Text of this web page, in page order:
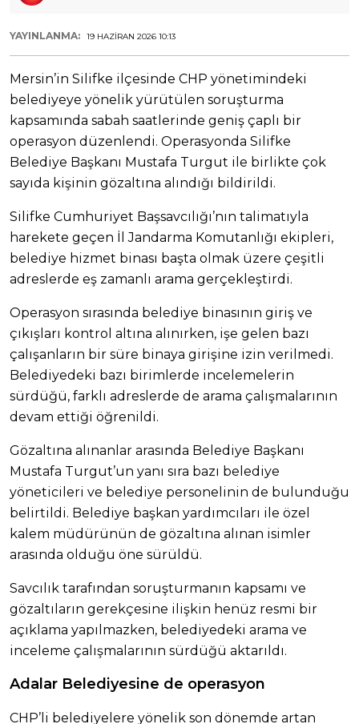
YAYINLANMA: 19 HAZIRAN 2026 10:13
Mersin’in Silifke ilçesinde CHP yönetimindeki
belediyeye yönelik yürütülen soruşturma
kapsamında sabah saatlerinde geniş çaplı bir
operasyon düzenlendi. Operasyonda Silifke
Belediye Başkanı Mustafa Turgut ile birlikte çok
sayıda kişinin gözaltına alındığı bildirildi.
Silifke Cumhuriyet Başsavcılığı’nın talimatıyla
harekete geçen İl Jandarma Komutanlığı ekipleri,
belediye hizmet binası başta olmak üzere çeşitli
adreslerde eş zamanlı arama gerçekleştirdi.
Operasyon sırasında belediye binasının giriş ve
çıkışları kontrol altına alınırken, işe gelen bazı
çalışanların bir süre binaya girişine izin verilmedi.
Belediyedeki bazı birimlerde incelemelerin
sürdüğü, farklı adreslerde de arama çalışmalarının
devam ettiği öğrenildi.
Gözaltına alınanlar arasında Belediye Başkanı
Mustafa Turgut’un yanı sıra bazı belediye
yöneticileri ve belediye personelinin de bulunduğu
belirtildi. Belediye başkan yardımcıları ile özel
kalem müdürünün de gözaltına alınan isimler
arasında olduğu öne sürüldü.
Savcılık tarafından soruşturmanın kapsamı ve
gözaltıların gerekçesine ilişkin henüz resmi bir
açıklama yapılmazken, belediyedeki arama ve
inceleme çalışmalarının sürdüğü aktarıldı.
Adalar Belediyesine de operasyon
CHP’li belediyelere yönelik son dönemde artan